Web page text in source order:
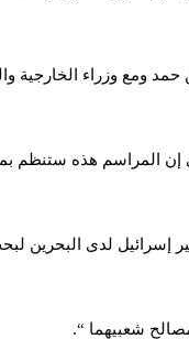
وزراء الخارجية
إن المراسم هذه ستنظم
إسرائيل لدى البحرين
شعبيهما “.